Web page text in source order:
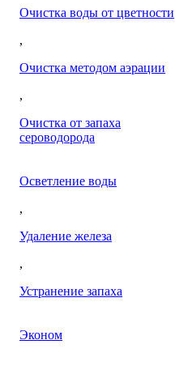
Очистка воды от цветности
,
Очистка методом аэрации
,
Очистка от запаха
сероводорода
Осветление воды
,
Удаление железа
,
Устранение запаха
Эконом